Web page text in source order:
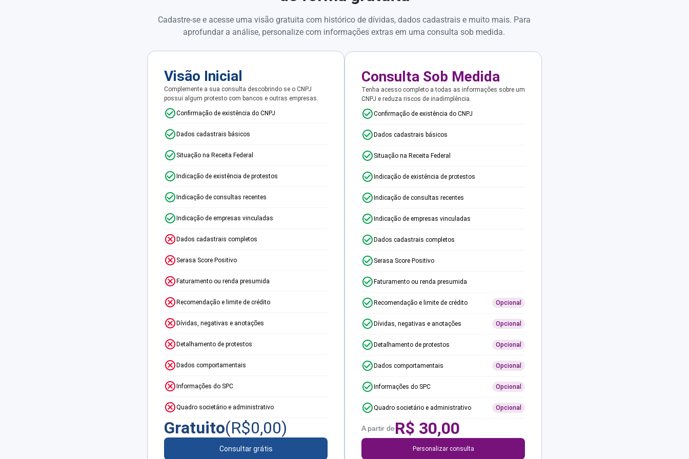
Cadastre-se e acesse uma visão gratuita com histórico de dívidas, dados cadastrais e muito mais. Para
aprofundar a análise, personalize com informações extras em uma consulta sob medida.
Visão Inicial
Complemente a sua consulta descobrindo se o CNPJ
possui algum protesto com bancos e outras empresas.
Confirmação de existência do CNPJ
Dados cadastrais básicos
Situação na Receita Federal
Indicação de existência de protestos
Indicação de consultas recentes
Indicação de empresas vinculadas
Dados cadastrais completos
Serasa Score Positivo
Faturamento ou renda presumida
Recomendação e limite de crédito
Dívidas, negativas e anotações
Detalhamento de protestos
Dados comportamentais
Informações do SPC
Quadro societário e administrativo
Gratuito(R$0,00)
Consultar grátis
Consulta Sob Medida
Tenha acesso completo a todas as informações sobre um
CNPJ e reduza riscos de inadimplência.
Confirmação de existência do CNPJ
Dados cadastrais básicos
Situação na Receita Federal
Indicação de existência de protestos
Indicação de consultas recentes
Indicação de empresas vinculadas
Dados cadastrais completos
Serasa Score Positivo
Faturamento ou renda presumida
Recomendação e limite de crédito Opcional
Dívidas, negativas e anotações Opcional
Detalhamento de protestos Opcional
Dados comportamentais Opcional
Informações do SPC Opcional
Quadro societário e administrativo Opcional
A partir deR$ 30,00
Personalizar consulta